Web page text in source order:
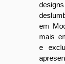
em
mais
e